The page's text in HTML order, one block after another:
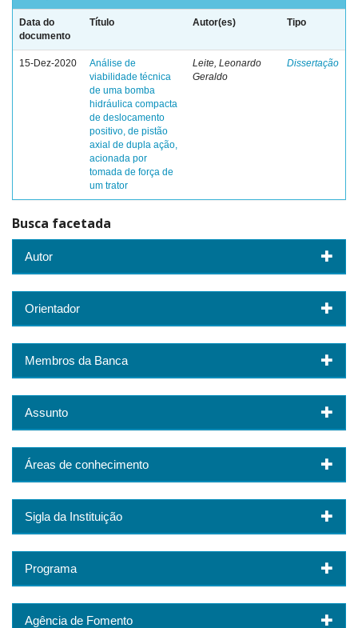
Data do
documento
Título Autor(es) Tipo
15-Dez-2020
Análise de
viabilidade técnica
de uma bomba
hidráulica compacta
de deslocamento
positivo, de pistão
axial de dupla ação,
acionada por
tomada de força de
um trator
Leite, Leonardo
Geraldo
Dissertação
Busca facetada
Autor
Orientador
Membros da Banca
Assunto
Áreas de conhecimento
Sigla da Instituição
Programa
Agência de Fomento